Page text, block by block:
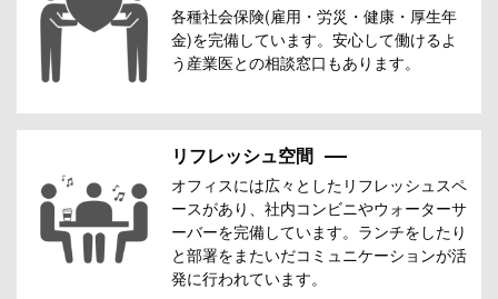
各種社会保険(雇用・労災・健康・厚生年
金)を完備しています。安心して働けるよ
う産業医との相談窓口もあります。
リフレッシュ空間
オフィスには広々としたリフレッシュスペ
ースがあり、社内コンビニやウォーターサ
ーバーを完備しています。ランチをしたり
と部署をまたいだコミュニケーションが活
発に行われています。